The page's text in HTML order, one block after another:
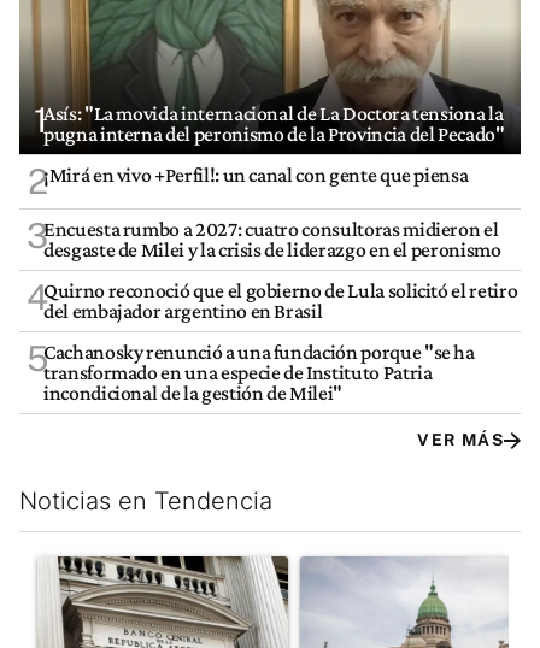
1Asís: "La movida internacional de La Doctora tensiona la
pugna interna del peronismo de la Provincia del Pecado"
2¡Mirá en vivo +Perfil!: un canal con gente que piensa
3Encuesta rumbo a 2027: cuatro consultoras midieron el
desgaste de Milei y la crisis de liderazgo en el peronismo
4Quirno reconoció que el gobierno de Lula solicitó el retiro
del embajador argentino en Brasil
5Cachanosky renunció a una fundación porque "se ha
transformado en una especie de Instituto Patria
incondicional de la gestión de Milei"
VER MÁS
Noticias en Tendencia
Este listado muestra los artículos con más comentarios en los
Un artículo de tendencia con el título "Las reservas del Banco
Un artículo de tendencia con